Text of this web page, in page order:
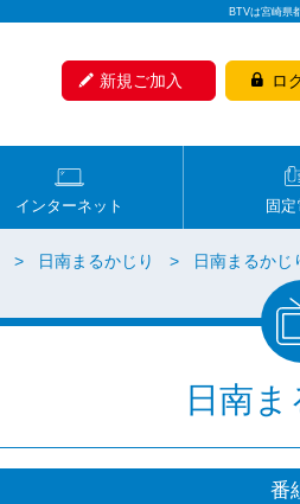
BTVは宮崎県
新規ご加入 ロ
インターネット 固
日南まるかじり 日南まるかじ
日南ま
番